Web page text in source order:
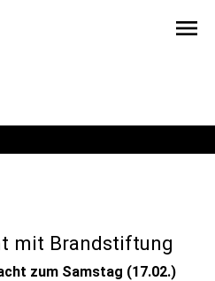
menu
mit Brandstiftung
zum Samstag (17.02.)